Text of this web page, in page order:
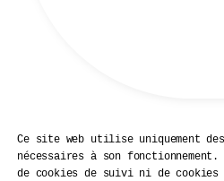
Nos
Ce site web utilise uniquement
nécessaires à son
de cookies de suivi ni de cookies